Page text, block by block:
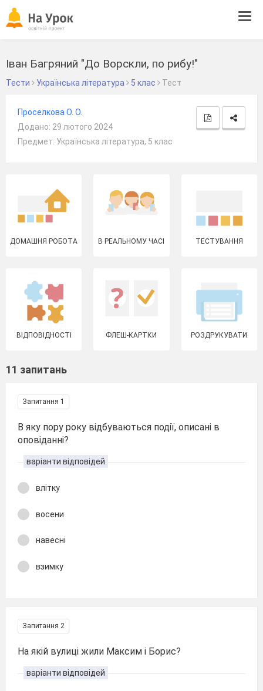
Іван Багряний "До Ворскли, по рибу!"
Тести Українська література 5 клас Тест
Проселкова О. О.
Додано: 29 лютого 2024
Предмет: Українська література, 5 клас
ДОМАШНЯ РОБОТА В РЕАЛЬНОМУ ЧАСІ ТЕСТУВАННЯ
ВІДПОВІДНОСТІ ФЛЕШ-КАРТКИ РОЗДРУКУВАТИ
11 запитань
Запитання 1
В яку пору року відбуваються події, описані в
оповіданні?
варіанти відповідей
влітку
восени
навесні
взимку
Запитання 2
На якій вулиці жили Максим і Борис?
варіанти відповідей